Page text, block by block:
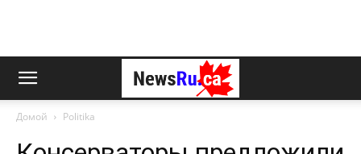
Домой Politika